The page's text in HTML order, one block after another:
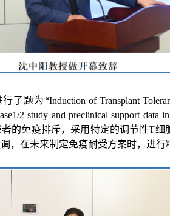
了题为“Induction of Transplant
2 study and preclinical support data
的免疫排斥，采用特定的调节性T细
，在未来制定免疫耐受方案时，进